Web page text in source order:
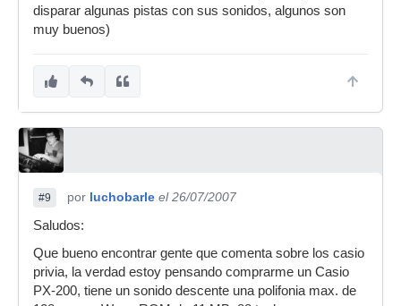
disparar algunas pistas con sus sonidos, algunos son
muy buenos)
#9 por luchobarle el 26/07/2007
Saludos:
Que bueno encontrar gente que comenta sobre los casio
privia, la verdad estoy pensando comprarme un Casio
PX-200, tiene un sonido descente una polifonia max. de